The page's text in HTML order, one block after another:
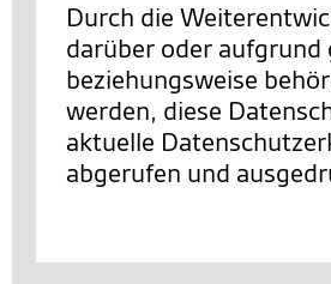
Durch die
darüber oder
beziehungsweise
werden, diese
aktuelle
abgerufen und